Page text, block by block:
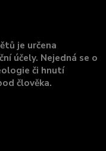
je určena
účely. Nejedná se o
či hnutí
člověka.